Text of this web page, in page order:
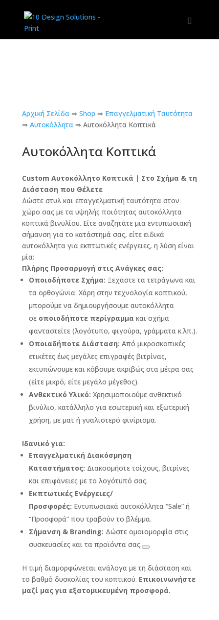
Αρχική Σελίδα⇒ Shop ⇒ Επαγγελματική Ταυτότητα
⇒ Αυτοκόλλητα⇒ Αυτοκόλλητα Κοπτικά
Αυτοκόλλητα Κοπτικά
Custom Αυτοκόλλητο Κοπτικά | Στο Σχήμα & τη
Διάσταση που Θέλετε
Δώστε στυλ και επαγγελματική ταυτότητα στον
χώρο σας με τα υψηλής ποιότητας αυτοκόλλητα
κοπτικά βινυλίου. Είτε αναζητάτε μια εντυπωσιακή
σήμανση για το κατάστημά σας, είτε ειδικά
αυτοκόλλητα για εκπτωτικές ενέργειες, η λύση είναι
μία:
Πλήρης Προσαρμογή στις Ανάγκες σας:
Οποιοδήποτε Σχήμα: Ξεχάστε τα τετράγωνα και
τα ορθογώνια. Χάρη στην τεχνολογία κοπτικού,
μπορούμε να δημιουργήσουμε αυτοκόλλητα
σε οποιοδήποτε περίγραμμα και σχήμα
φανταστείτε (λογότυπο, φιγούρα, γράμματα κ.λπ.).
Οποιαδήποτε Διάσταση: Από μικροσκοπικές
ετικέτες έως μεγάλες επιγραφές βιτρίνας,
εκτυπώνουμε και κόβουμε ακριβώς στα μέτρα σας
(είτε μικρό, είτε μεγάλο μέγεθος).
Ανθεκτικό Υλικό: Χρησιμοποιούμε ανθεκτικό
βινύλιο, κατάλληλο για εσωτερική και εξωτερική
χρήση, με ματ ή γυαλιστερό φινίρισμα.
Ιδανικό για:
Επαγγελματική Διακόσμηση
Καταστήματος: Διακοσμήστε τοίχους, βιτρίνες
και επιφάνειες με το λογότυπό σας.
Εκπτωτικές Ενέργειες/
Προσφορές: Εντυπωσιακά αυτοκόλλητα “Sale” ή
“Προσφορά” που τραβούν το βλέμμα.
Σήμανση & Branding: Δώστε ομοιομορφία στις
συσκευασίες και τα προϊόντα σας.
Η τιμή διαμορφώνεται ανάλογα με τη διάσταση και
το βαθμό δυσκολίας του κοπτικού. Επικοινωνήστε
μαζί μας για εξατομικευμένη προσφορά.